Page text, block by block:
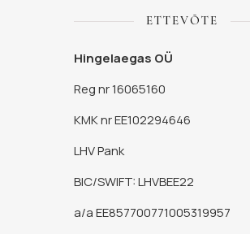
ETTEVÕTE
Hingelaegas OÜ
Reg nr 16065160
KMK nr EE102294646
LHV Pank
BIC/SWIFT: LHVBEE22
a/a EE857700771005319957